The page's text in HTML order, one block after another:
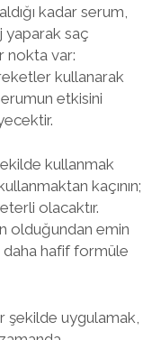
kadar serum,
yaparak saç
nokta var:
kullanarak
etkisini
kullanmak
kaçının;
olacaktır.
olduğundan emin
daha hafif formüle
uygulamak,